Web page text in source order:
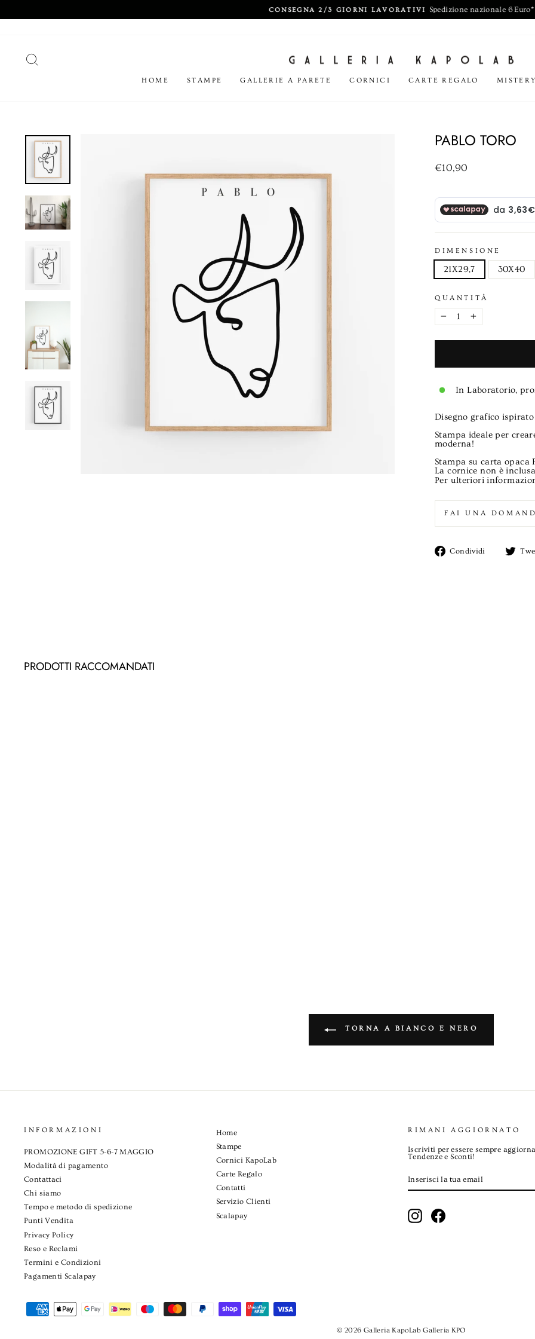
ai
Metti
CONSEGNA 2/3 GIORNI LAVORATIVI
Spedizione nazionale 6 Euro*
HOME STAMPE GALLERIE A PARETE CORNICI CARTE REGALO
PABLO TORO
Prezzo
€10,90
DIMENSIONE
21X29,7 30X40
QUANTITÀ
− +
In Laboratorio,
Disegno grafico ispirato
Stampa ideale per
moderna!
Stampa su carta opaca
La cornice non è
Per ulteriori
FAI UNA
Condividi
Condividi
PRODOTTI RACCOMANDATI
TORNA A BIANCO E NERO
INFORMAZIONI
PROMOZIONE GIFT 5-6-7 MAGGIO
Modalità di pagamento
Contattaci
Chi siamo
Tempo e metodo di spedizione
Punti Vendita
Privacy Policy
Reso e Reclami
Termini e Condizioni
Pagamenti Scalapay
Home
Stampe
Cornici KapoLab
Carte Regalo
Contatti
Servizio Clienti
Scalapay
RIMANI AGGIORNATO
Iscriviti per essere sempre
Tendenze e Sconti!
LA
TUA
EMAIL
InstagramFacebook
© 2026 Galleria KapoLab Galleria KPO